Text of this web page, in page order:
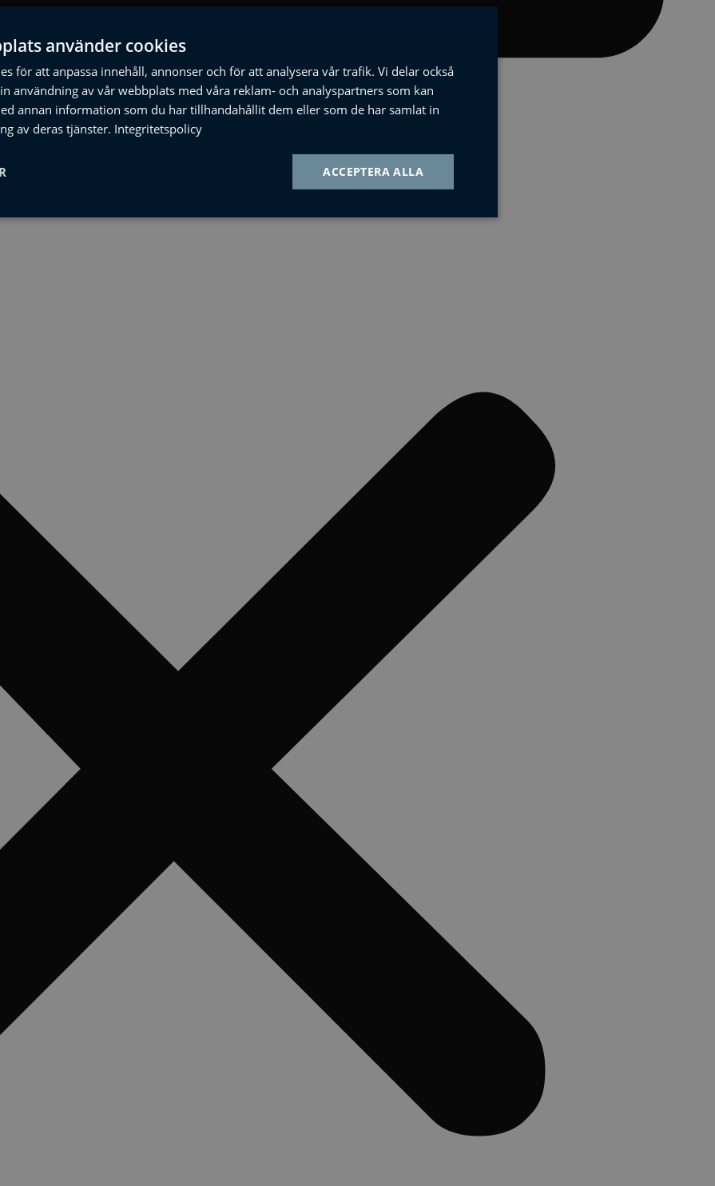
använder cookies
för att anpassa innehåll, annonser och för att analysera vår trafik. Vi delar också
användning av vår webbplats med våra reklam- och analyspartners som kan
annan information som du har tillhandahållit dem eller som de har samlat in
av deras tjänster. Integritetspolicy
ACCEPTERA ALLA